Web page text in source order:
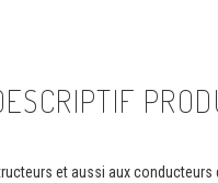
et aussi aux